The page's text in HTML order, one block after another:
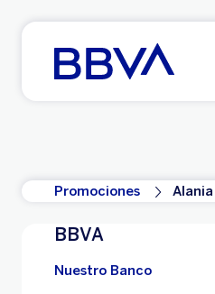
Ir al contenido principal
Promociones Alania
BBVA
Nuestro Banco